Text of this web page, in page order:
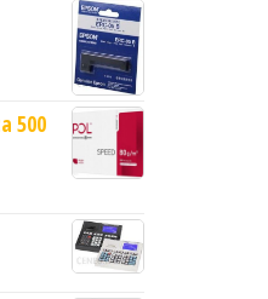
500